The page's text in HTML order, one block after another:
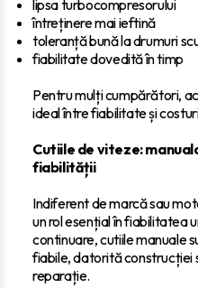
lipsa turbocompresorului
întreținere mai ieftină
toleranță bună la drumuri
fiabilitate dovedită în timp
Pentru mulți cumpărători,
ideal între fiabilitate și
Cutiile de viteze:
fiabilității
Indiferent de marcă sau
un rol esențial în fiabilitatea
continuare, cutiile manuale
fiabile, datorită construcției
reparație.